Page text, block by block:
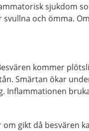
sjukdom
och ömma.
kommer
Smärtan ökar
Inflammationen
gikt då besvären